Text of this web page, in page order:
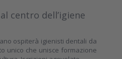
centro dell’igiene
ospiterà igienisti dentali da
unico che unisce formazione